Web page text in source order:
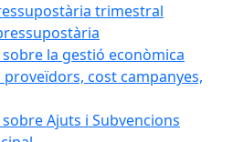
trimestral
la gestió econòmica
proveïdors, cost campanyes,
Ajuts i Subvencions